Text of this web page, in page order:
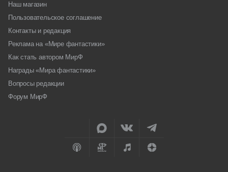
Наш магазин
Пользовательское соглашение
Контакты и редакция
Реклама на «Мире фантастики»
Как стать автором МирФ
Награды «Мира фантастики»
Вопросы редакции
Форум МирФ